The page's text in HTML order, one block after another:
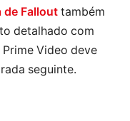
de Fallout também
detalhado com
Video deve
seguinte.